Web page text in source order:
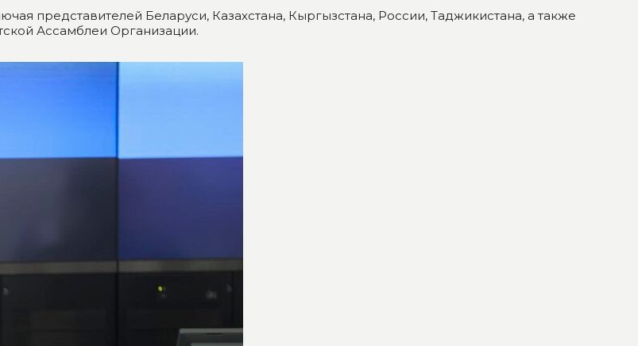
представителей Беларуси, Казахстана, Кыргызстана, России, Таджикистана, а также
Ассамблеи Организации.